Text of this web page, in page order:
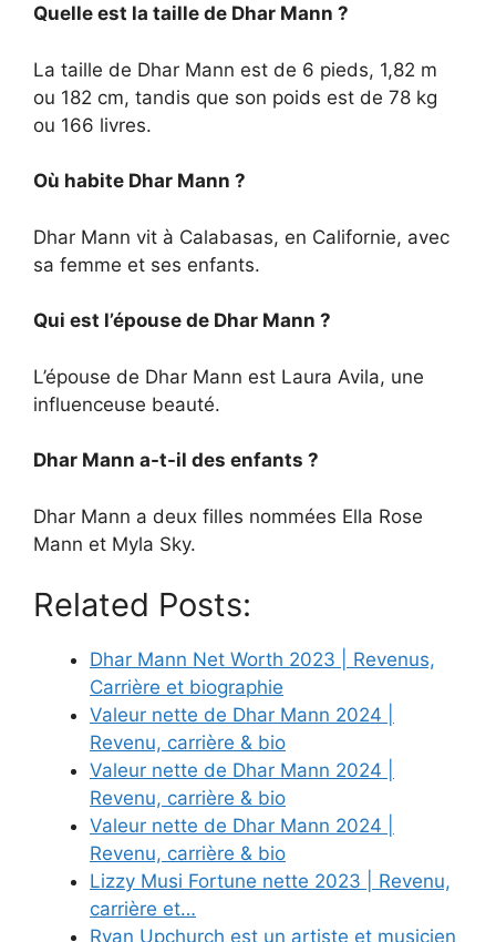
Quelle est la taille de Dhar Mann ?
La taille de Dhar Mann est de 6 pieds, 1,82 m
ou 182 cm, tandis que son poids est de 78 kg
ou 166 livres.
Où habite Dhar Mann ?
Dhar Mann vit à Calabasas, en Californie, avec
sa femme et ses enfants.
Qui est l’épouse de Dhar Mann ?
L’épouse de Dhar Mann est Laura Avila, une
influenceuse beauté.
Dhar Mann a-t-il des enfants ?
Dhar Mann a deux filles nommées Ella Rose
Mann et Myla Sky.
Related Posts:
Dhar Mann Net Worth 2023 | Revenus,
Carrière et biographie
Valeur nette de Dhar Mann 2024 |
Revenu, carrière & bio
Valeur nette de Dhar Mann 2024 |
Revenu, carrière & bio
Valeur nette de Dhar Mann 2024 |
Revenu, carrière & bio
Lizzy Musi Fortune nette 2023 | Revenu,
carrière et…
Ryan Upchurch est un artiste et musicien